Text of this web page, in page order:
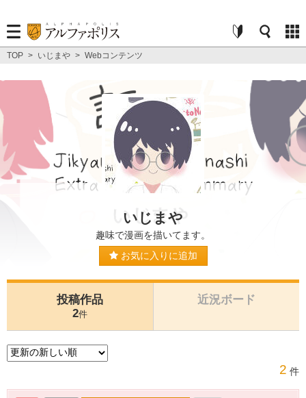
TOP > いじまや > Webコンテンツ
いじまや
趣味で漫画を描いてます。
お気に入りに追加
投稿作品
2件
近況ボード
2 件